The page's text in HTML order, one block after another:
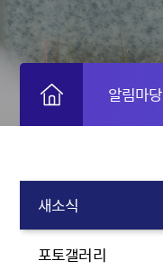
알림마당
새소식
포토갤러리